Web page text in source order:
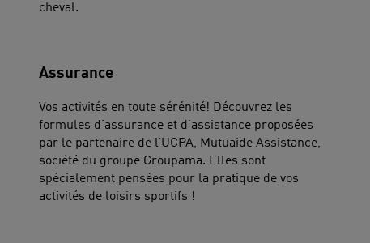
cheval.
Assurance
Vos activités en toute sérénité! Découvrez les
formules d’assurance et d'assistance proposées
par le partenaire de l’UCPA, Mutuaide Assistance,
société du groupe Groupama. Elles sont
spécialement pensées pour la pratique de vos
activités de loisirs sportifs !